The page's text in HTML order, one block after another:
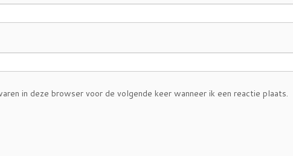
in deze browser voor de volgende keer wanneer ik een reactie plaats.